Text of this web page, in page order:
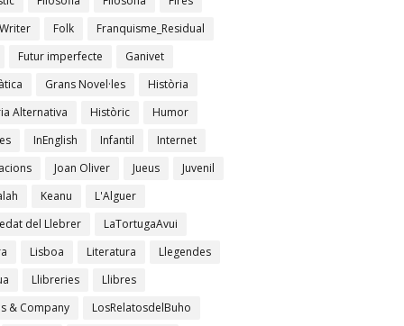
Folk
Franquisme_Residual
Futur imperfecte
Ganivet
Grans Novel·les
Història
Alternativa
Històric
Humor
InEnglish Infantil
Internet
Joan Oliver Jueus
Juvenil
Keanu
L'Alguer
del Llebrer
LaTortugaAvui
Lisboa Literatura
Llegendes
Llibreries
Llibres
& Company
LosRelatosdelBuho